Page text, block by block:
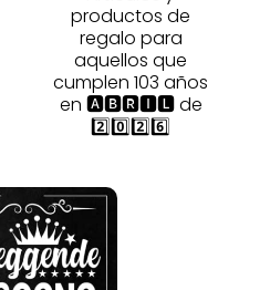
productos de
regalo para
aquellos que
cumplen 103 años
en 🅰🅱🆁🅸🅻 de
2️⃣0️⃣2️⃣6️⃣